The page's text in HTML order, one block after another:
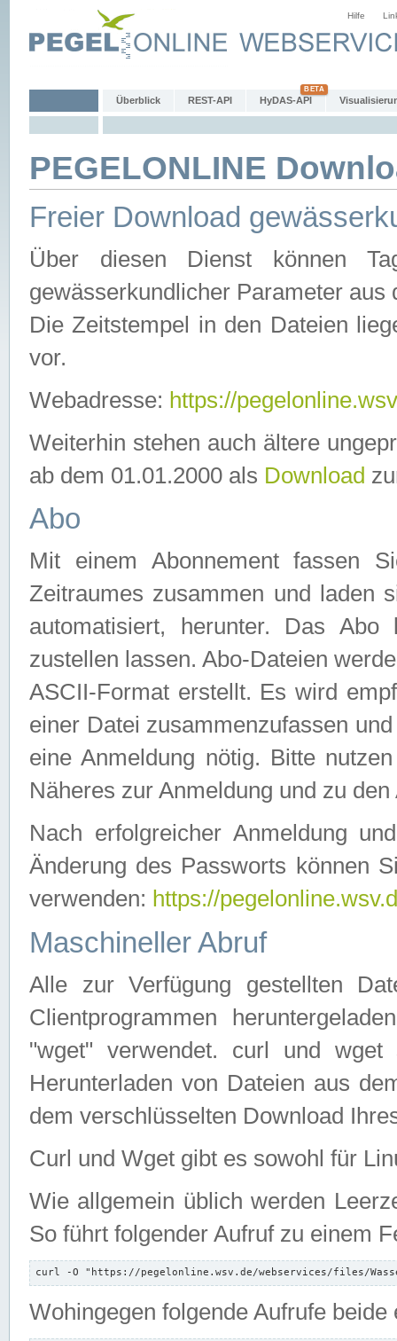
Hilfe
Überblick REST-API HyDAS-API
PEGELONLINE
Freier Download
Über diesen Dienst können
gewässerkundlicher Parameter aus
Die Zeitstempel in den Dateien
vor.
Webadresse: https://
Weiterhin stehen auch ältere
ab dem 01.01.2000 als Download
Abo
Mit einem Abonnement fassen
Zeitraumes zusammen und laden
automatisiert, herunter. Das
zustellen lassen. Abo-Dateien
ASCII-Format erstellt. Es wird
einer Datei zusammenzufassen
eine Anmeldung nötig. Bitte
Näheres zur Anmeldung und zu
Nach erfolgreicher Anmeldung
Änderung des Passworts können
verwenden: https://
Maschineller Abruf
Alle zur Verfügung gestellten
Clientprogrammen
"wget" verwendet. curl und wget
Herunterladen von Dateien aus
dem verschlüsselten Download
Curl und Wget gibt es sowohl für
Wie allgemein üblich werden
So führt folgender Aufruf zu einem
curl -O "https://pegelonline.wsv.de/webservices/files/
Wohingegen folgende Aufrufe beide